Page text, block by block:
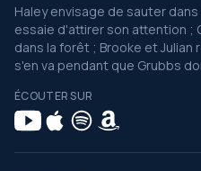
Haley envisage de sauter
essaie d'attirer son attention ;
dans la forêt ; Brooke et Julian
s'en va pendant que Grubbs
ÉCOUTER SUR